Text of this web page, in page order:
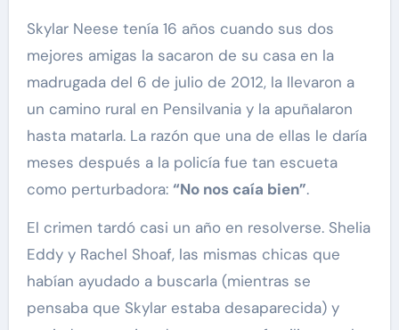
Skylar Neese tenía 16 años cuando sus dos
mejores amigas la sacaron de su casa en la
madrugada del 6 de julio de 2012, la llevaron a
un camino rural en Pensilvania y la apuñalaron
hasta matarla. La razón que una de ellas le daría
meses después a la policía fue tan escueta
como perturbadora: “No nos caía bien”.
El crimen tardó casi un año en resolverse. Shelia
Eddy y Rachel Shoaf, las mismas chicas que
habían ayudado a buscarla (mientras se
pensaba que Skylar estaba desaparecida) y